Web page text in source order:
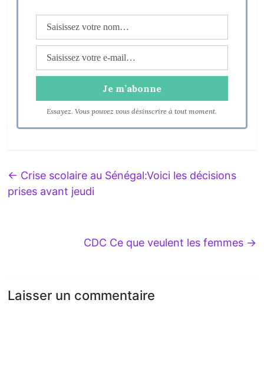
Essayez. Vous pouvez vous désinscrire à tout moment.
← Crise scolaire au Sénégal:Voici les décisions
prises avant jeudi
CDC Ce que veulent les femmes →
Laisser un commentaire